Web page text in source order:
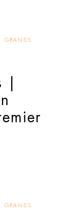
GRANDS
|
GRANDS